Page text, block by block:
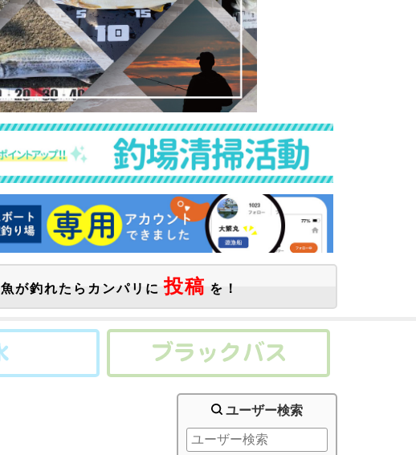
魚が釣れたらカンパリに 投稿 を！
ユーザー検索